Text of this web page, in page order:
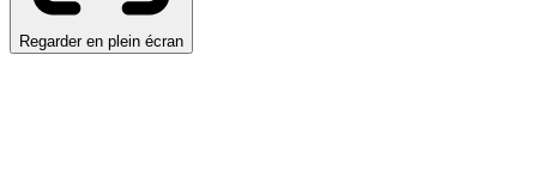
Regarder en plein écran